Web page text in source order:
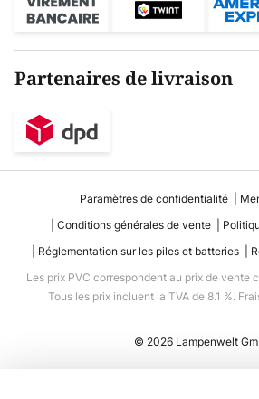
Partenaires de livraison
Paramètres de confidentialité
Conditions générales de vente
Réglementation sur les piles et batteries
Les prix PVC correspondent au prix de vente
Tous les prix incluent la TVA de 8.1 %.
© 2026 Lampenwelt